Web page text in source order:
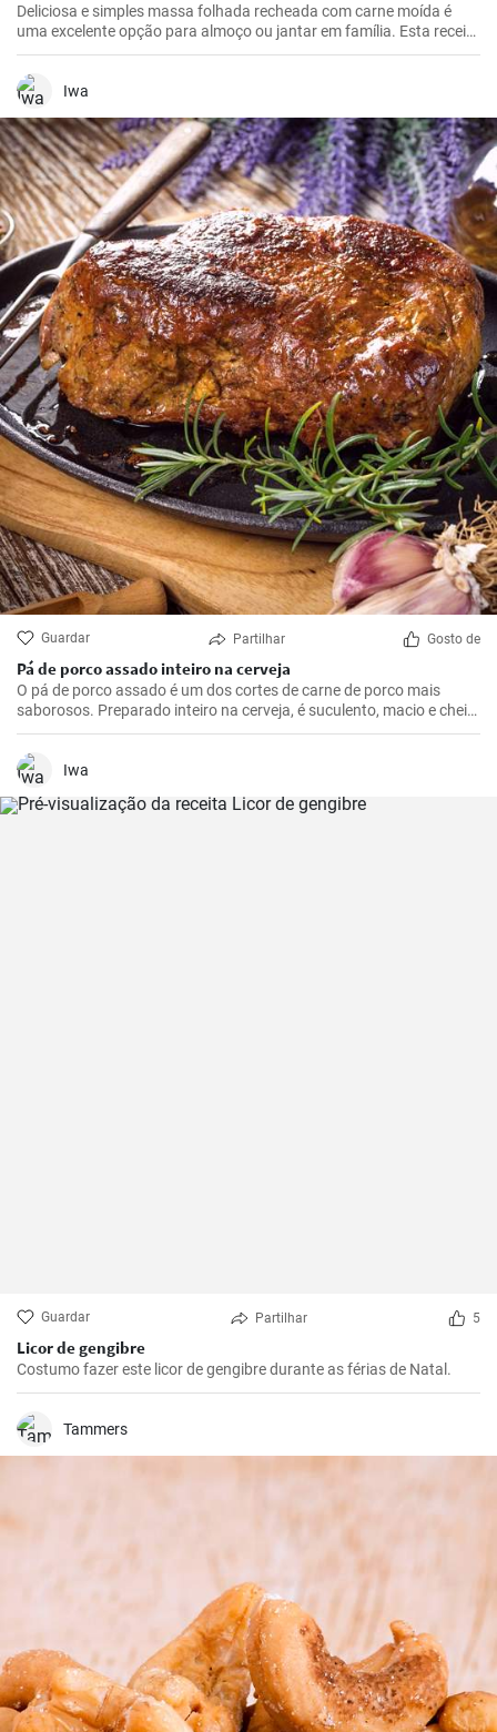
Deliciosa e simples massa folhada recheada com carne moída é
uma excelente opção para almoço ou jantar em família. Esta receita
é simples e rápida de preparar.
Iwa
Guardar Partilhar Gosto de
Pá de porco assado inteiro na cerveja
O pá de porco assado é um dos cortes de carne de porco mais
saborosos. Preparado inteiro na cerveja, é suculento, macio e cheio
de sabor. Tudo isso envolto em uma bela crosta dourada e marrom,
que se formará com a cerveja.
Iwa
Guardar Partilhar 5
Licor de gengibre
Costumo fazer este licor de gengibre durante as férias de Natal.
Tammers